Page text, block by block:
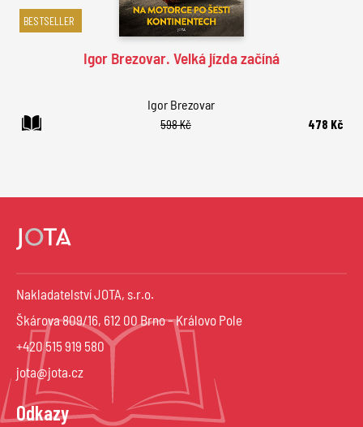
BESTSELLER
Igor Brezovar. Velká jízda začíná
Igor Brezovar
598 Kč
478 Kč
Nakladatelství JOTA, s.r.o.
Škárova 809/16, 612 00 Brno – Královo Pole
+420 515 919 580
jota@jota.cz
Odkazy